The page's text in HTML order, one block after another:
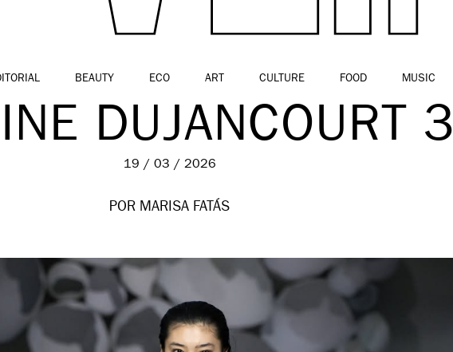
BEAUTY ECO ART CULTURE FOOD MUSIC
DUJANCOURT 3
19 / 03 / 2026
POR MARISA FATÁS